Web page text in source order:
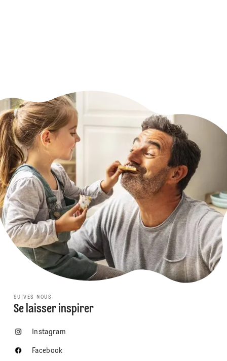
SUIVES NOUS
Se laisser inspirer
Instagram
Facebook